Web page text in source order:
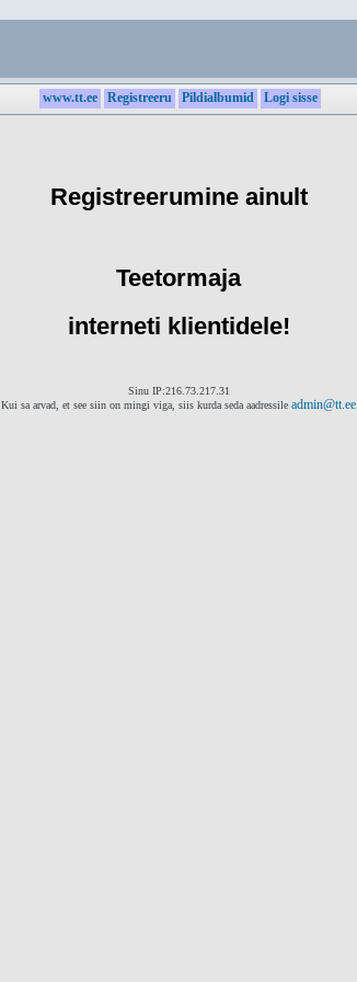
www.tt.ee Registreeru Pildialbumid Logi sisse
Registreerumine ainult
Teetormaja
interneti klientidele!
Sinu IP:216.73.217.31
Kui sa arvad, et see siin on mingi viga, siis kurda seda aadressile admin@tt.ee